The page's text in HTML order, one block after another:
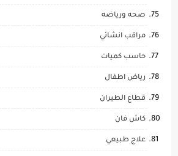
صحه ورياضه
مراقب انشائي
حاسب كميات
رياض اطفال
قطاع الطيران
كاش فان
علاج طبيعي